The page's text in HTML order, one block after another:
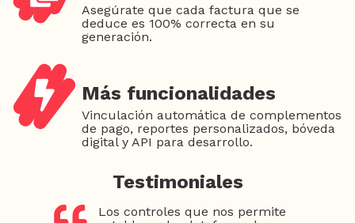
Asegúrate que cada factura que se
deduce es 100% correcta en su
generación.
Más funcionalidades
Vinculación automática de complementos
de pago, reportes personalizados, bóveda
digital y API para desarrollo.
Testimoniales
Los controles que nos permite